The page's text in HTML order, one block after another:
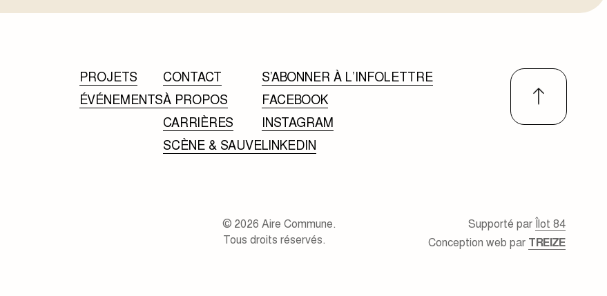
PROJETS
ÉVÉNEMENTS
CONTACT
À PROPOS
CARRIÈRES
SCÈNE & SAUVE
S’ABONNER À L’INFOLETTRE
FACEBOOK
INSTAGRAM
LINKEDIN
© 2026 Aire Commune.
Tous droits réservés.
Supporté parÎlot 84
Conception web par TREIZE